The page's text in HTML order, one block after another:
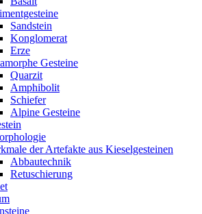
Sandstein
Konglomerat
Erze
Gesteine
Quarzit
Amphibolit
Schiefer
Alpine Gesteine
der Artefakte aus Kieselgesteinen
Abbautechnik
Retuschierung